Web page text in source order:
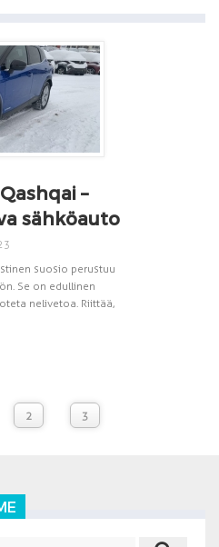
–
sähköauto
suosio perustuu
Se on edullinen
nelivetoa. Riittää,
2 3